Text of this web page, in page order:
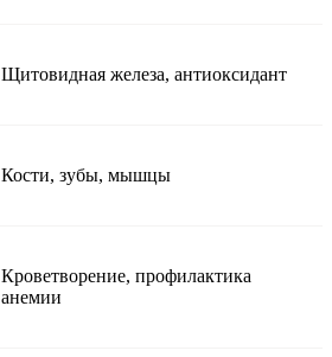
Щитовидная железа, антиоксидант
Кости, зубы, мышцы
Кроветворение, профилактика
анемии